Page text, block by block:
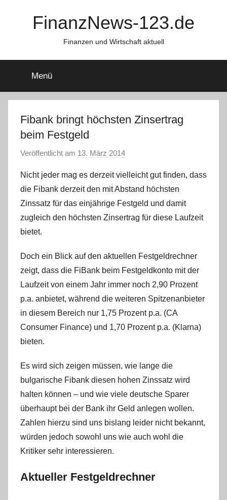
FinanzNews-123.de
Finanzen und Wirtschaft aktuell
Menü
Fibank bringt höchsten Zinsertrag
beim Festgeld
Veröffentlicht am 13. März 2014
n
M
a
i
D
Nicht jeder mag es derzeit vielleicht gut finden, dass
die Fibank derzeit den mit Abstand höchsten
Zinssatz für das einjährige Festgeld und damit
zugleich den höchsten Zinsertrag für diese Laufzeit
bietet.
Doch ein Blick auf den aktuellen Festgeldrechner
zeigt, dass die FiBank beim Festgeldkonto mit der
Laufzeit von einem Jahr immer noch 2,90 Prozent
p.a. anbietet, während die weiteren Spitzenanbieter
in diesem Bereich nur 1,75 Prozent p.a. (CA
Consumer Finance) und 1,70 Prozent p.a. (Klarna)
bieten.
Es wird sich zeigen müssen, wie lange die
bulgarische Fibank diesen hohen Zinssatz wird
halten können – und wie viele deutsche Sparer
überhaupt bei der Bank ihr Geld anlegen wollen.
Zahlen hierzu sind uns bislang leider nicht bekannt,
würden jedoch sowohl uns wie auch wohl die
Kritiker sehr interessieren.
Aktueller Festgeldrechner